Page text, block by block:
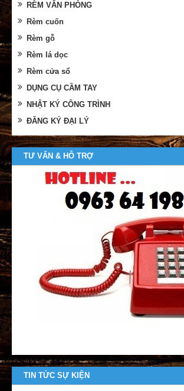
RÈM VĂN PHÒNG
Rèm cuốn
Rèm gỗ
Rèm lá dọc
Rèm cửa sổ
DỤNG CỤ CẦM TAY
NHẬT KÝ CÔNG TRÌNH
ĐĂNG KÝ ĐẠI LÝ
TƯ VẤN & HỖ TRỢ
TIN TỨC SỰ KIỆN